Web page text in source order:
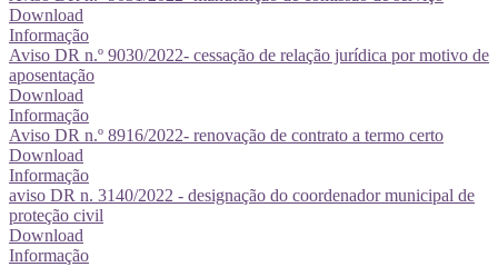
Download
Informação
Aviso DR n.º 9030/2022- cessação de relação jurídica por motivo de
aposentação
Download
Informação
Aviso DR n.º 8916/2022- renovação de contrato a termo certo
Download
Informação
aviso DR n. 3140/2022 - designação do coordenador municipal de
proteção civil
Download
Informação